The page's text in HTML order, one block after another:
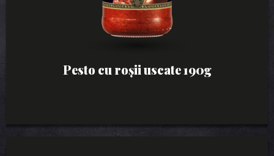
Pesto cu roșii uscate 190g